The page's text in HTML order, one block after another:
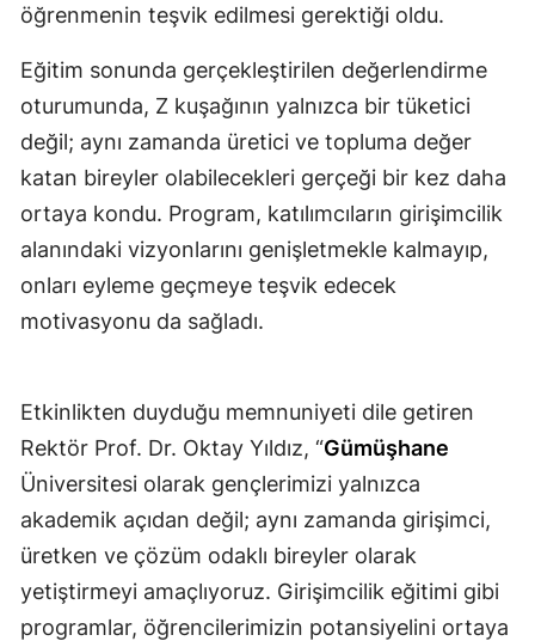
Malatya
Manisa
Kahramanmaraş
Mardin
Muğla
Muş
Ordu
Rize
Sakarya
Samsun
Siirt
öğrenmenin teşvik edilmesi gerektiği oldu.
Eğitim sonunda gerçekleştirilen değerlendirme
oturumunda, Z kuşağının yalnızca bir tüketici
değil; aynı zamanda üretici ve topluma değer
katan bireyler olabilecekleri gerçeği bir kez daha
ortaya kondu. Program, katılımcıların girişimcilik
alanındaki vizyonlarını genişletmekle kalmayıp,
onları eyleme geçmeye teşvik edecek
motivasyonu da sağladı.
Etkinlikten duyduğu memnuniyeti dile getiren
Rektör Prof. Dr. Oktay Yıldız, “Gümüşhane
Üniversitesi olarak gençlerimizi yalnızca
akademik açıdan değil; aynı zamanda girişimci,
üretken ve çözüm odaklı bireyler olarak
yetiştirmeyi amaçlıyoruz. Girişimcilik eğitimi gibi
programlar, öğrencilerimizin potansiyelini ortaya